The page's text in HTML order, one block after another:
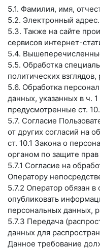
5.1. Фамилия, имя,
5.2. Электронный адрес.
5.3. Также на сайте
сервисов интернет-
5.4.
5.5. Обработка
политических
5.6. Обработка
данных, указанных в ч.
предусмотренные ст.
5.7. Согласие
от других согласий на
ст. 10.1 Закона о
органом по защите
5.7.1 Согласие на
Оператору
5.7.2 Оператор обязан
опубликовать
персональных данных,
5.7.3 Передача
данных для
Данное требование